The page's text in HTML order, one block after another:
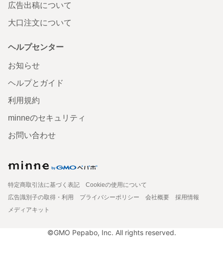
広告出稿について
大口注文について
ヘルプセンター
お知らせ
ヘルプとガイド
利用規約
minneのセキュリティ
お問い合わせ
特定商取引法に基づく表記
Cookieの使用について
広告識別子の取得・利用
プライバシーポリシー 会社概要
採用情報
メディアキット
©GMO Pepabo, Inc. All rights reserved.